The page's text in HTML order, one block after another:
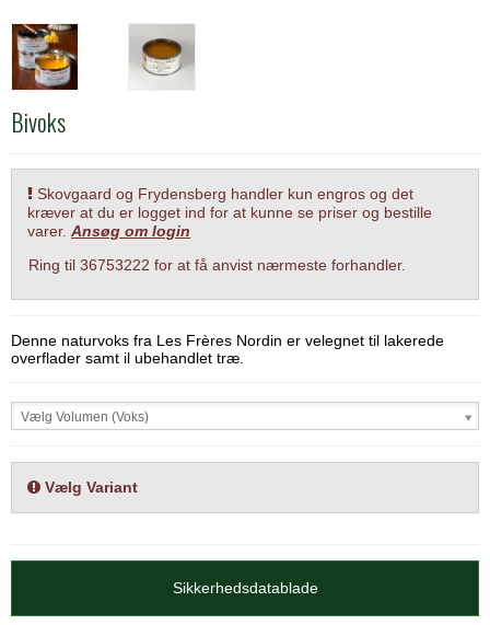
Bivoks
Skovgaard og Frydensberg handler kun engros og det
kræver at du er logget ind for at kunne se priser og bestille
varer. Ansøg om login
Ring til 36753222 for at få anvist nærmeste forhandler.
Denne naturvoks fra Les Frères Nordin er velegnet til lakerede
overflader samt il ubehandlet træ.
Vælg Volumen (Voks)
Vælg Variant
Sikkerhedsdatablade